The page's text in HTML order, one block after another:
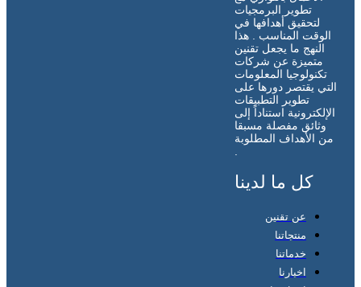
تطوير البرمجيات
لتحقيق أهدافها في
الوقت المناسب . هذا
النهج ما يجعل تقنين
متميزة عن شركات
تكنولوجيا المعلومات
التي يقتصر دورها على
تطوير التطبيقات
الإلكترونية استناداً إلى
وثائق مفصلة مسبقا
من الأهداف المطلوبة
.
كل ما لدينا
عن تقنين
منتجاتنا
خدماتنا
اخبارنا